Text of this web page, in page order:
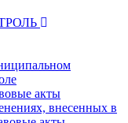
акты
внесенных в